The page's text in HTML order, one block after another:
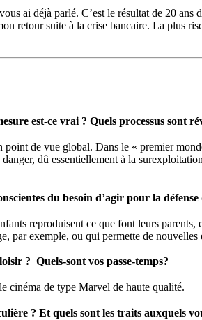
ai déjà parlé. C’est le résultat de 20
retour suite à la crise bancaire. La plus
est-ce vrai ? Quels processus sont
de vue global. Dans le « premier
dû essentiellement à la
du besoin d’agir pour la
reproduisent ce que font leurs
exemple, ou qui permette de nouvelles
? Quels-sont vos passe-temps?
cinéma de type Marvel de haute qualité.
? Et quels sont les traits auxquels